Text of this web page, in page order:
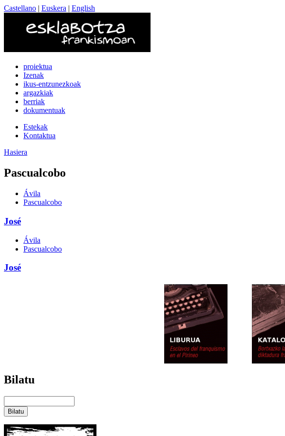
Castellano | Euskera | English
proiektua
Izenak
ikus-entzunezkoak
argazkiak
berriak
dokumentuak
Estekak
Kontaktua
Hasiera
Pascualcobo
Ávila
Pascualcobo
José
Ávila
Pascualcobo
José
Bilatu